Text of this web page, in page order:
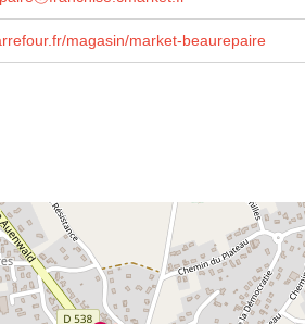
magasin/market-beaurepaire